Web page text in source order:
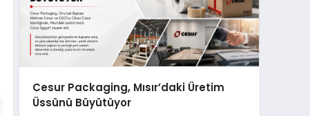
Cesur Packaging, Mısır’daki Üretim
Üssünü Büyütüyor